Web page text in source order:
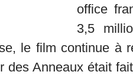
office
3,5
le film continue à
des Anneaux était